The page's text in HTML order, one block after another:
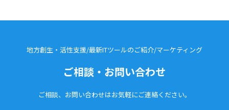
地方創生・活性支援/最新ITツールのご紹介/マーケティング
ご相談・お問い合わせ
ご相談、お問い合わせはお気軽にご連絡ください。